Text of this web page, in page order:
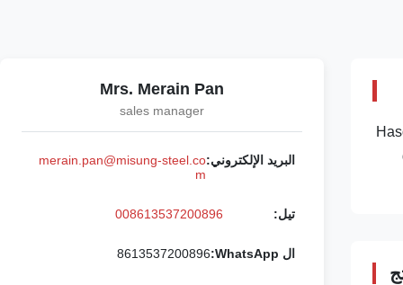
Mrs. Merain Pan
sales manager
البريد الإلكتروني:merain.pan@misung-steel.co
m
تيل: 008613537200896
ال WhatsApp: 8613537200896